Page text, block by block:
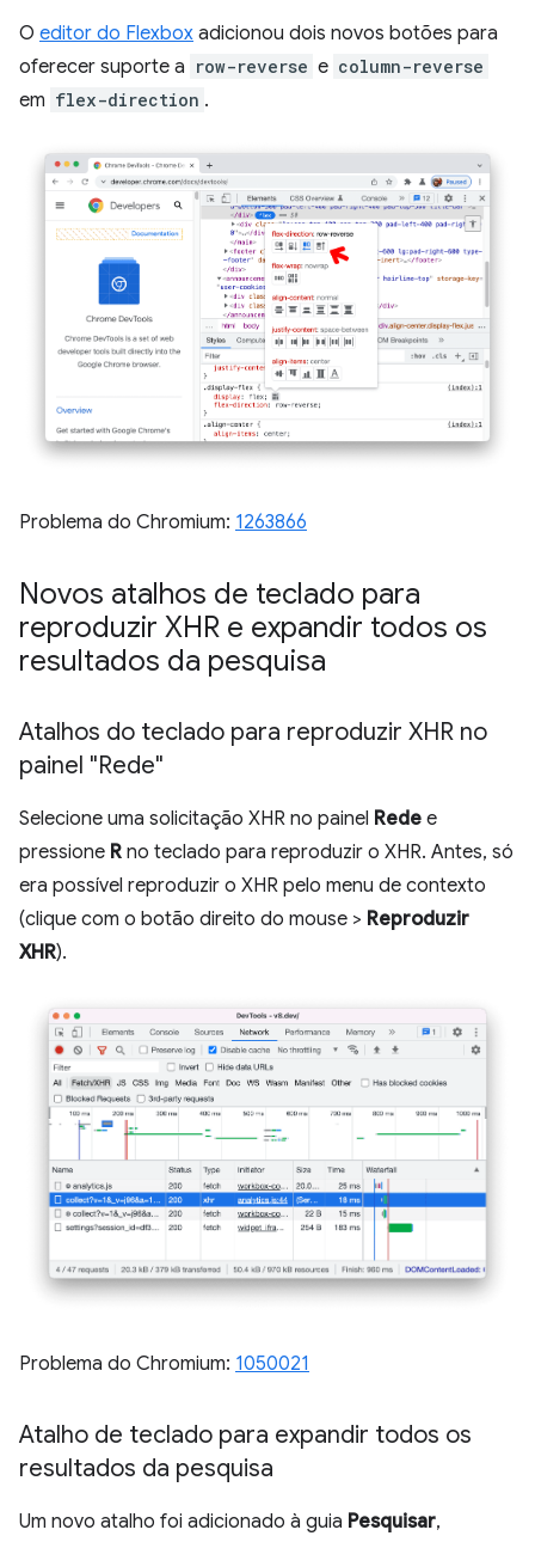
O editor do Flexbox adicionou dois novos botões para
oferecer suporte a row-reverse e column-reverse
em flex-direction .
Problema do Chromium: 1263866
Novos atalhos de teclado para
reproduzir XHR e expandir todos os
resultados da pesquisa
Atalhos do teclado para reproduzir XHR no
painel "Rede"
Selecione uma solicitação XHR no painel Rede e
pressione R no teclado para reproduzir o XHR. Antes, só
era possível reproduzir o XHR pelo menu de contexto
(clique com o botão direito do mouse > Reproduzir
XHR).
Problema do Chromium: 1050021
Atalho de teclado para expandir todos os
resultados da pesquisa
Um novo atalho foi adicionado à guia Pesquisar,